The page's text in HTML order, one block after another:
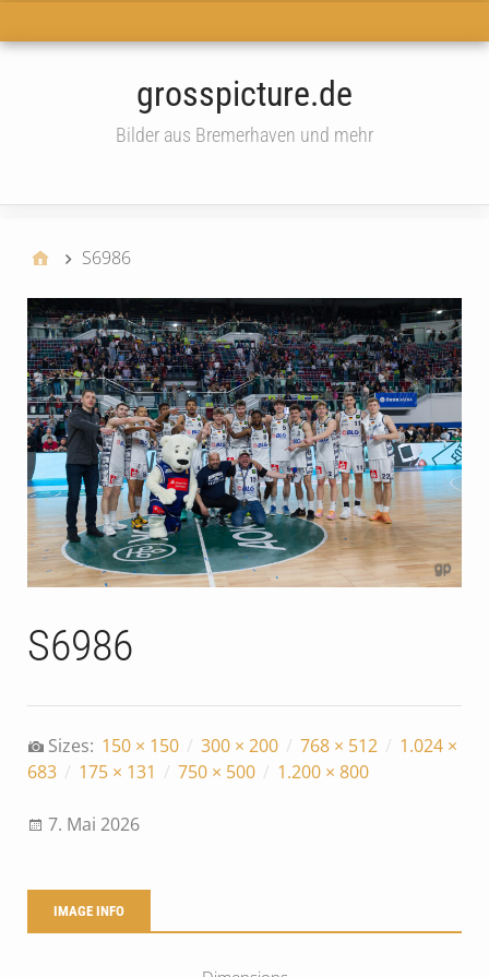
grosspicture.de
Bilder aus Bremerhaven und mehr
S6986
S6986
Sizes: 150 × 150 / 300 × 200 / 768 × 512 / 1.024 ×
683 / 175 × 131 / 750 × 500 / 1.200 × 800
7. Mai 2026
IMAGE INFO